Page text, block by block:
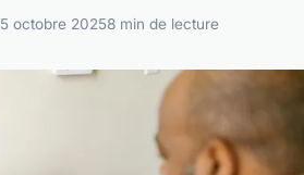
octobre 20258 min de lecture